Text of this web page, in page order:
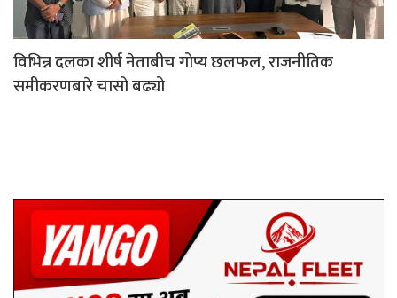
विभिन्न दलका शीर्ष नेताबीच गोप्य छलफल, राजनीतिक
समीकरणबारे चासो बढ्यो